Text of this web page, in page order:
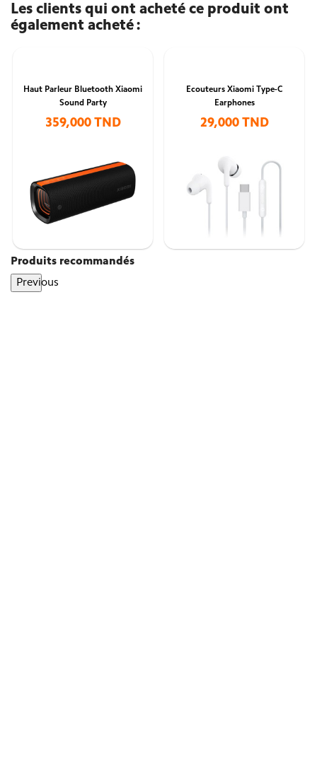
Les clients qui ont acheté ce produit ont
également acheté :
Haut Parleur Bluetooth Xiaomi
Sound Party
359,000 TND
Ecouteurs Xiaomi Type-C
Earphones
29,000 TND
Produits recommandés
Previous